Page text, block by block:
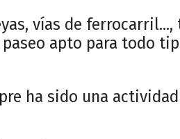
vías de
apto para todo
ha sido una